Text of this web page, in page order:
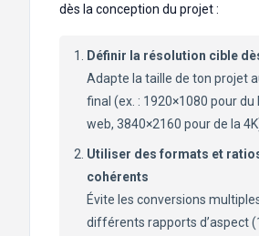
dès la conception du projet :
Définir la résolution cible
Adapte la taille de ton projet
final (ex. : 1920×1080 pour du
web, 3840×2160 pour de la
Utiliser des formats et
cohérents
Évite les conversions
différents rapports d’aspect